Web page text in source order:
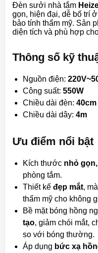
Đèn sưởi nhà tắm
gọn, hiện đại, dễ bố trí
bảo tính thẩm mỹ. Sản
diện tích và phù hợp
Thông số kỹ
Nguồn điện:
Công suất: 550W
Chiều dài đèn: 40cm
Chiều dài dây: 4m
Ưu điểm nổi bật
Kích thước nhỏ
phòng tắm.
Thiết kế đẹp mắt,
thẩm mỹ cho không
Bề mặt bóng hồng
tạo, giảm chói mắt,
so với bóng thường.
Áp dụng bức xạ